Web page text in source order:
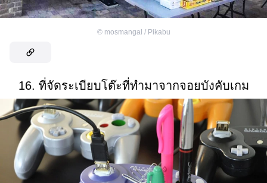
© mosmangal / Pikabu
16. ที่จัดระเบียบโต๊ะที่ทำมาจากจอยบังคับเกม